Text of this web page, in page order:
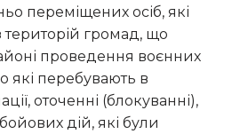
переміщених осіб, які
територій громад, що
проведення воєнних
які перебувають в
оточенні (блокуванні),
дій, які були